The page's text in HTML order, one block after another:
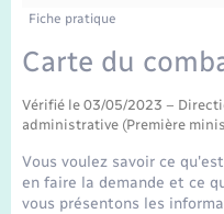
Etat-civil - Papiers -
Mariage – PACS
Parrainage civil
Recensement
Logement -
Loisirs
Transports scolaires
Travaux -
Compétences
Plan interactif
Présentation de la
Fiche pratique
Carte du
Vérifié le 03/05/2023 –
administrative (Première
Vous voulez savoir ce
en faire la demande et ce
vous présentons les